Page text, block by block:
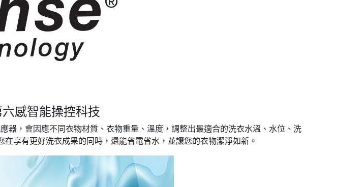
六感智能操控科技
器，會因應不同衣物材質、衣物重量、溫度，調整出最適合的洗衣水溫、水位、洗
享有更好洗衣成果的同時，還能省電省水，並讓您的衣物潔淨如新。